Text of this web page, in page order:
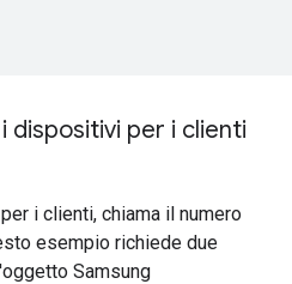
dispositivi per i clienti
i clienti, chiama il numero
esempio richiede due
Samsung